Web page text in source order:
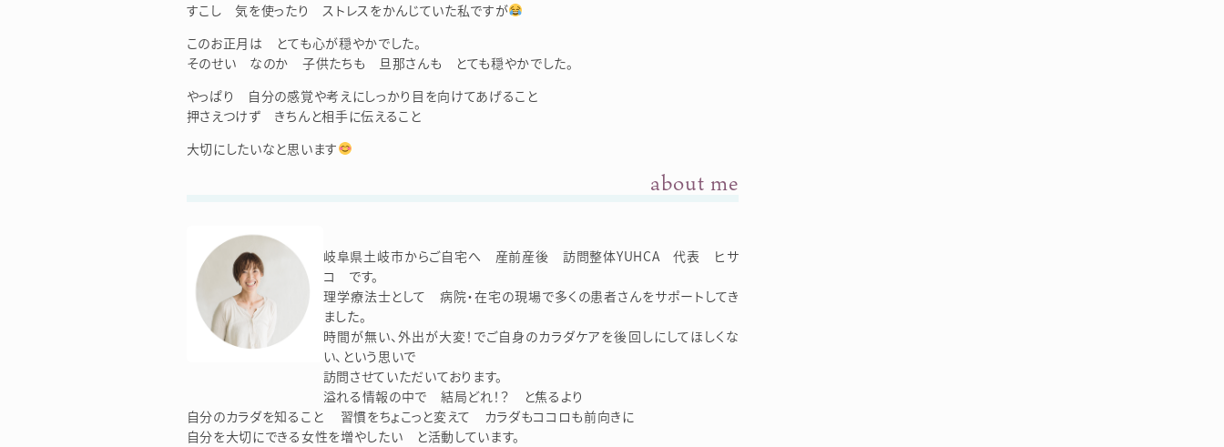
すこし 気を使ったり ストレスをかんじていた私ですが
このお正月は とても心が穏やかでした。
そのせい なのか 子供たちも 旦那さんも とても穏やかでした。
やっぱり 自分の感覚や考えにしっかり目を向けてあげること
押さえつけず きちんと相手に伝えること
大切にしたいなと思います
about me
岐阜県土岐市からご自宅へ 産前産後 訪問整体YUHCA 代表 ヒサ
コ です。
理学療法士として 病院・在宅の現場で多くの患者さんをサポートしてき
ました。
時間が無い、外出が大変！でご自身のカラダケアを後回しにしてほしくな
い、という思いで
訪問させていただいております。
溢れる情報の中で 結局どれ！？ と焦るより
自分のカラダを知ること 習慣をちょこっと変えて カラダもココロも前向きに
自分を大切にできる女性を増やしたい と活動しています。